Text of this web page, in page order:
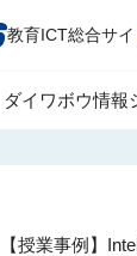
教育ICT総合サイ
ダイワボウ情報
【授業事例】